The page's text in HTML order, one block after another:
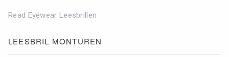
Read Eyewear Leesbrillen
LEESBRIL MONTUREN